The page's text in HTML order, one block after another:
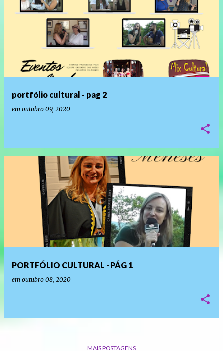
portfólio cultural - pag 2
em outubro 09, 2020
PORTFÓLIO CULTURAL - PÁG 1
em outubro 08, 2020
MAIS POSTAGENS